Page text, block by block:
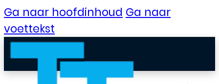
Ga naar hoofdinhoud Ga naar
voettekst